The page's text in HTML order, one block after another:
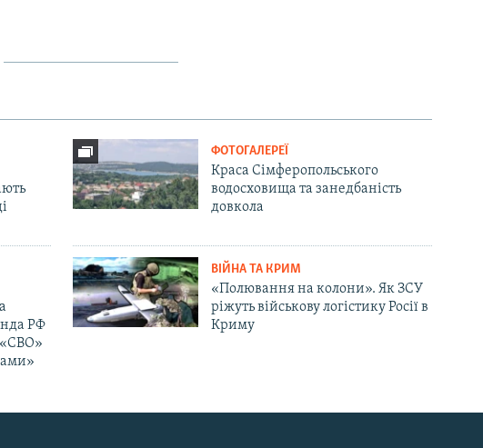
ФОТОГАЛЕРЕЇ
Краса Сімферопольського
водосховища та занедбаність
довкола
РФ
ВІЙНА ТА КРИМ
«Полювання на колони». Як ЗСУ
ріжуть військову логістику Росії в
Криму